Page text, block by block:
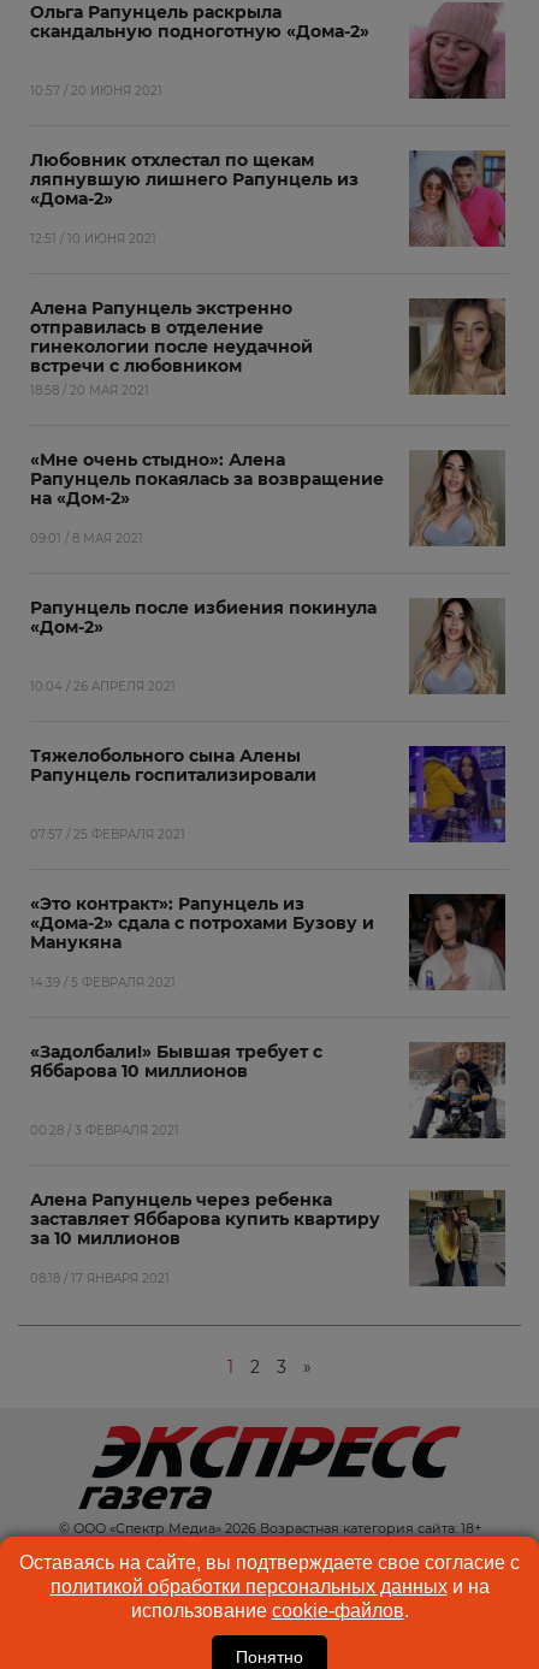
Ольга Рапунцель раскрыла
скандальную подноготную «Дома-2»
10:57 / 20 ИЮНЯ 2021
Любовник отхлестал по щекам
ляпнувшую лишнего Рапунцель из
«Дома-2»
12:51 / 10 ИЮНЯ 2021
Алена Рапунцель экстренно
отправилась в отделение
гинекологии после неудачной
встречи с любовником
18:58 / 20 МАЯ 2021
«Мне очень стыдно»: Алена
Рапунцель покаялась за возвращение
на «Дом-2»
09:01 / 8 МАЯ 2021
Рапунцель после избиения покинула
«Дом-2»
10:04 / 26 АПРЕЛЯ 2021
Тяжелобольного сына Алены
Рапунцель госпитализировали
07:57 / 25 ФЕВРАЛЯ 2021
«Это контракт»: Рапунцель из
«Дома-2» сдала с потрохами Бузову и
Манукяна
14:39 / 5 ФЕВРАЛЯ 2021
«Задолбали!» Бывшая требует с
Яббарова 10 миллионов
00:28 / 3 ФЕВРАЛЯ 2021
Алена Рапунцель через ребенка
заставляет Яббарова купить квартиру
за 10 миллионов
08:18 / 17 ЯНВАРЯ 2021
1 2 3 »
© ООО «Спектр Медиа» 2026 Возрастная категория сайта: 18+
КОНТАКТЫ
РЕКЛАМА
КУКИ-ФАЙЛЫ
ПОЛЬЗОВАТЕЛЬСКОЕ
СОГЛАШЕНИЕ
Оставаясь на сайте, вы подтверждаете свое согласие с
политикой обработки персональных данныхи на
использование cookie-файлов.
Понятно